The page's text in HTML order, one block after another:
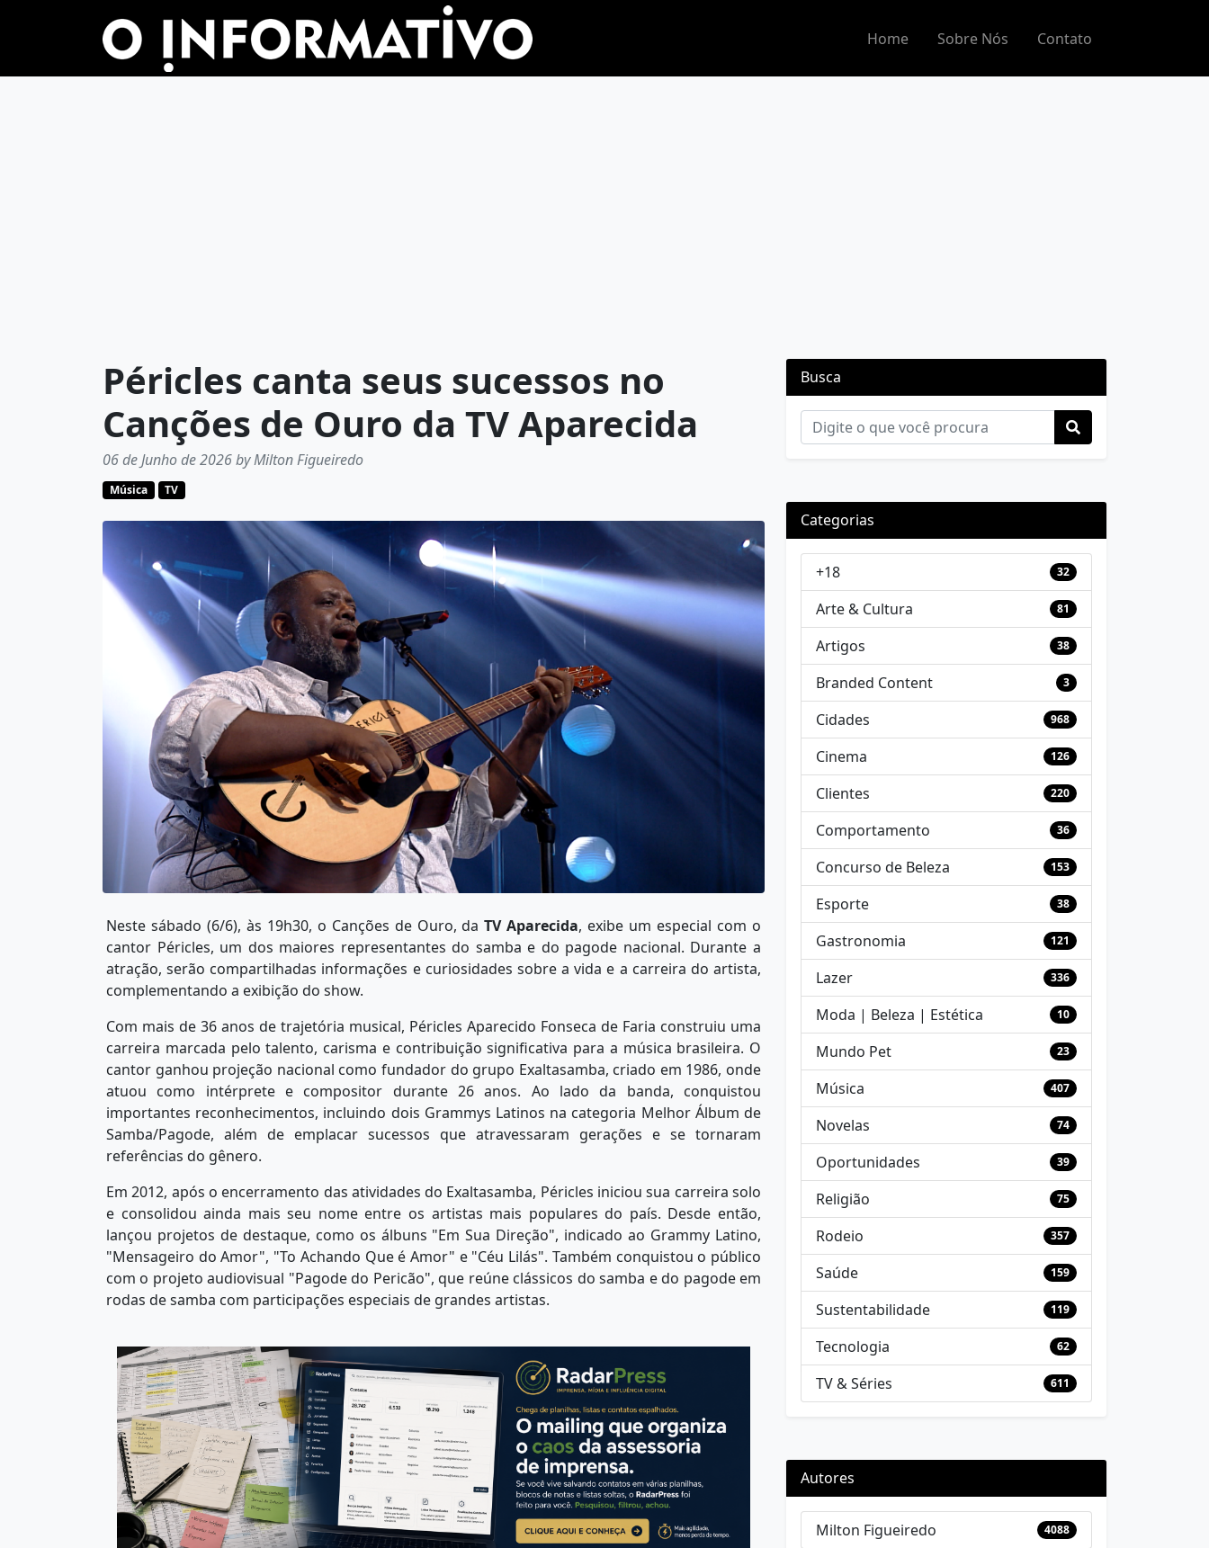
Home Sobre Nós Contato
Péricles canta seus sucessos no
Canções de Ouro da TV Aparecida
06 de Junho de 2026 by Milton Figueiredo
Música TV
Neste sábado (6/6), às 19h30, o Canções de Ouro, daTV Aparecida, exibe um especial com o
cantor Péricles, um dos maiores representantes do samba e do pagode nacional. Durante a
atração, serão compartilhadas informações e curiosidades sobre a vida e a carreira do artista,
complementando a exibição do show.
Com mais de 36 anos de trajetória musical, Péricles Aparecido Fonseca de Faria construiu uma
carreira marcada pelo talento, carisma e contribuição significativa para a música brasileira. O
cantor ganhou projeção nacional como fundador do grupo Exaltasamba, criado em 1986, onde
atuou como intérprete e compositor durante 26 anos. Ao lado da banda, conquistou
importantes reconhecimentos, incluindo dois Grammys Latinos na categoria Melhor Álbum de
Samba/Pagode, além de emplacar sucessos que atravessaram gerações e se tornaram
referências do gênero.
Em 2012, após o encerramento das atividades do Exaltasamba, Péricles iniciou sua carreira solo
e consolidou ainda mais seu nome entre os artistas mais populares do país. Desde então,
lançou projetos de destaque, como os álbuns "Em Sua Direção", indicado ao Grammy Latino,
"Mensageiro do Amor", "To Achando Que é Amor" e "Céu Lilás". Também conquistou o público
com o projeto audiovisual "Pagode do Pericão", que reúne clássicos do samba e do pagode em
rodas de samba com participações especiais de grandes artistas.
Busca
Categorias
+18 32
Arte & Cultura 81
Artigos 38
Branded Content 3
Cidades 968
Cinema 126
Clientes 220
Comportamento 36
Concurso de Beleza 153
Esporte 38
Gastronomia 121
Lazer 336
Moda | Beleza | Estética 10
Mundo Pet 23
Música 407
Novelas 74
Oportunidades 39
Religião 75
Rodeio 357
Saúde 159
Sustentabilidade 119
Tecnologia 62
TV & Séries 611
Autores
Milton Figueiredo 4088